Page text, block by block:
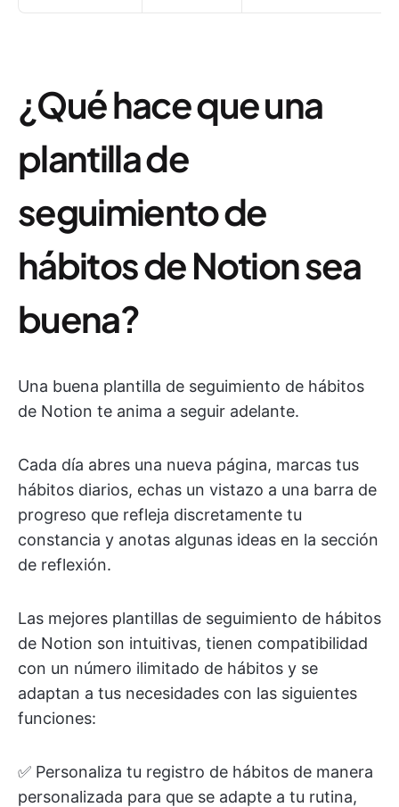
¿Qué hace que una
plantilla de
seguimiento de
hábitos de Notion sea
buena?
Una buena plantilla de seguimiento de hábitos
de Notion te anima a seguir adelante.
Cada día abres una nueva página, marcas tus
hábitos diarios, echas un vistazo a una barra de
progreso que refleja discretamente tu
constancia y anotas algunas ideas en la sección
de reflexión.
Las mejores plantillas de seguimiento de hábitos
de Notion son intuitivas, tienen compatibilidad
con un número ilimitado de hábitos y se
adaptan a tus necesidades con las siguientes
funciones:
✅ Personaliza tu registro de hábitos de manera
personalizada para que se adapte a tu rutina,